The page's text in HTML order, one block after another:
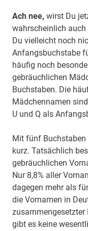
Ach nee, wirst Du
wahrscheinlich
Du vielleicht noch
Anfangsbuchstabe
häufig noch
gebräuchlichen
Buchstaben. Die
Mädchennamen
U und Q als
Mit fünf Buchstaben
kurz. Tatsächlich
gebräuchlichen
Nur 8,8% aller
dagegen mehr als
die Vornamen in
zusammengesetzter
gibt es keine